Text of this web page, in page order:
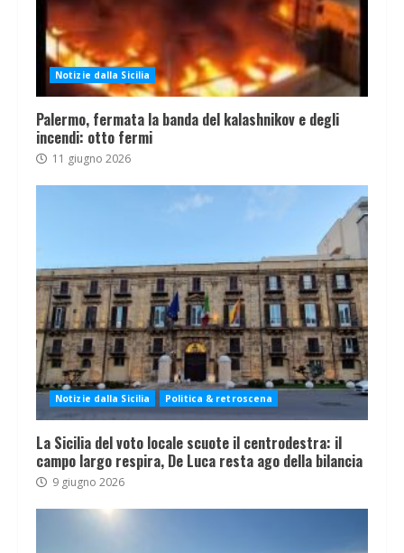
Notizie dalla Sicilia
Palermo, fermata la banda del kalashnikov e degli
incendi: otto fermi
11 giugno 2026
Notizie dalla Sicilia Politica & retroscena
La Sicilia del voto locale scuote il centrodestra: il
campo largo respira, De Luca resta ago della bilancia
9 giugno 2026